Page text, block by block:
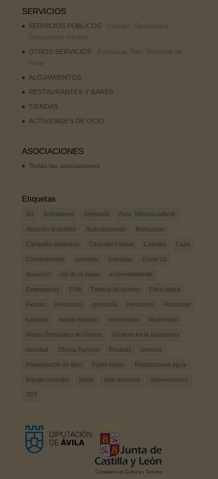
SERVICIOS
SERVICIOS PÚBLICOS: Colegio, Residencia,
Consultório médico..
OTROS SERVICIOS: Farmacia, Taxi, Horarios de
misa
ALOJAMIENTOS
RESTAURANTES Y BARES
TIENDAS
ACTIVIDADES DE OCIO
ASOCIACIONES
Todas las asociaciones
Etiquetas
4G Actividades Artesanía Asoc. Músico-cultural
Atención al publico Autocaravanas Barbacoas
Campaña matanzas Casa del Parque Catastro Caza
Concentración concierto Conciliar Covid-19
donación día de la mujer emprendimiento
Empresarios EPIs Festival del piorno Fibra óptica
Fiestas Formación gimnasia Herradero Homenaje
ludoteca media maratón monumento Mujer rural
Museo Etnológico de Gredos Músicos en la Naturaleza
Navidad Oficina Turismo Piscinas premios
Presentación de libro Punto limpio Restricciones agua
Riesgo incendio Setas stop violencia Subvenciones
TDT